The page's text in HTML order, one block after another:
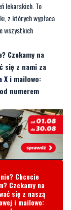
lekarskich. To
z których wypłaca
wszystkich
Czekamy na
się z nami za
X i mailowo:
numerem
Chcecie
Czekamy na
się z naszą
i mailowo: